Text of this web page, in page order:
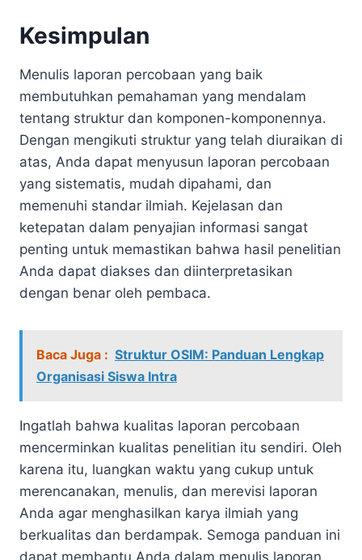
Kesimpulan
Menulis laporan percobaan yang baik
membutuhkan pemahaman yang mendalam
tentang struktur dan komponen-komponennya.
Dengan mengikuti struktur yang telah diuraikan di
atas, Anda dapat menyusun laporan percobaan
yang sistematis, mudah dipahami, dan
memenuhi standar ilmiah. Kejelasan dan
ketepatan dalam penyajian informasi sangat
penting untuk memastikan bahwa hasil penelitian
Anda dapat diakses dan diinterpretasikan
dengan benar oleh pembaca.
Baca Juga : Struktur OSIM: Panduan Lengkap
Organisasi Siswa Intra
Ingatlah bahwa kualitas laporan percobaan
mencerminkan kualitas penelitian itu sendiri. Oleh
karena itu, luangkan waktu yang cukup untuk
merencanakan, menulis, dan merevisi laporan
Anda agar menghasilkan karya ilmiah yang
berkualitas dan berdampak. Semoga panduan ini
dapat membantu Anda dalam menulis laporan